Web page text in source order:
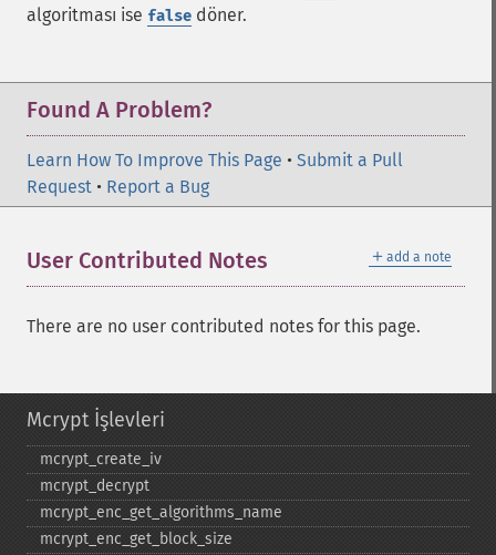
algoritması ise false döner.
Found A Problem?
Learn How To Improve This Page • Submit a Pull
Request • Report a Bug
＋ add a note
User Contributed Notes
There are no user contributed notes for this page.
Mcrypt İşlevleri
mcrypt_​create_​iv
mcrypt_​decrypt
mcrypt_​enc_​get_​algorithms_​name
mcrypt_​enc_​get_​block_​size